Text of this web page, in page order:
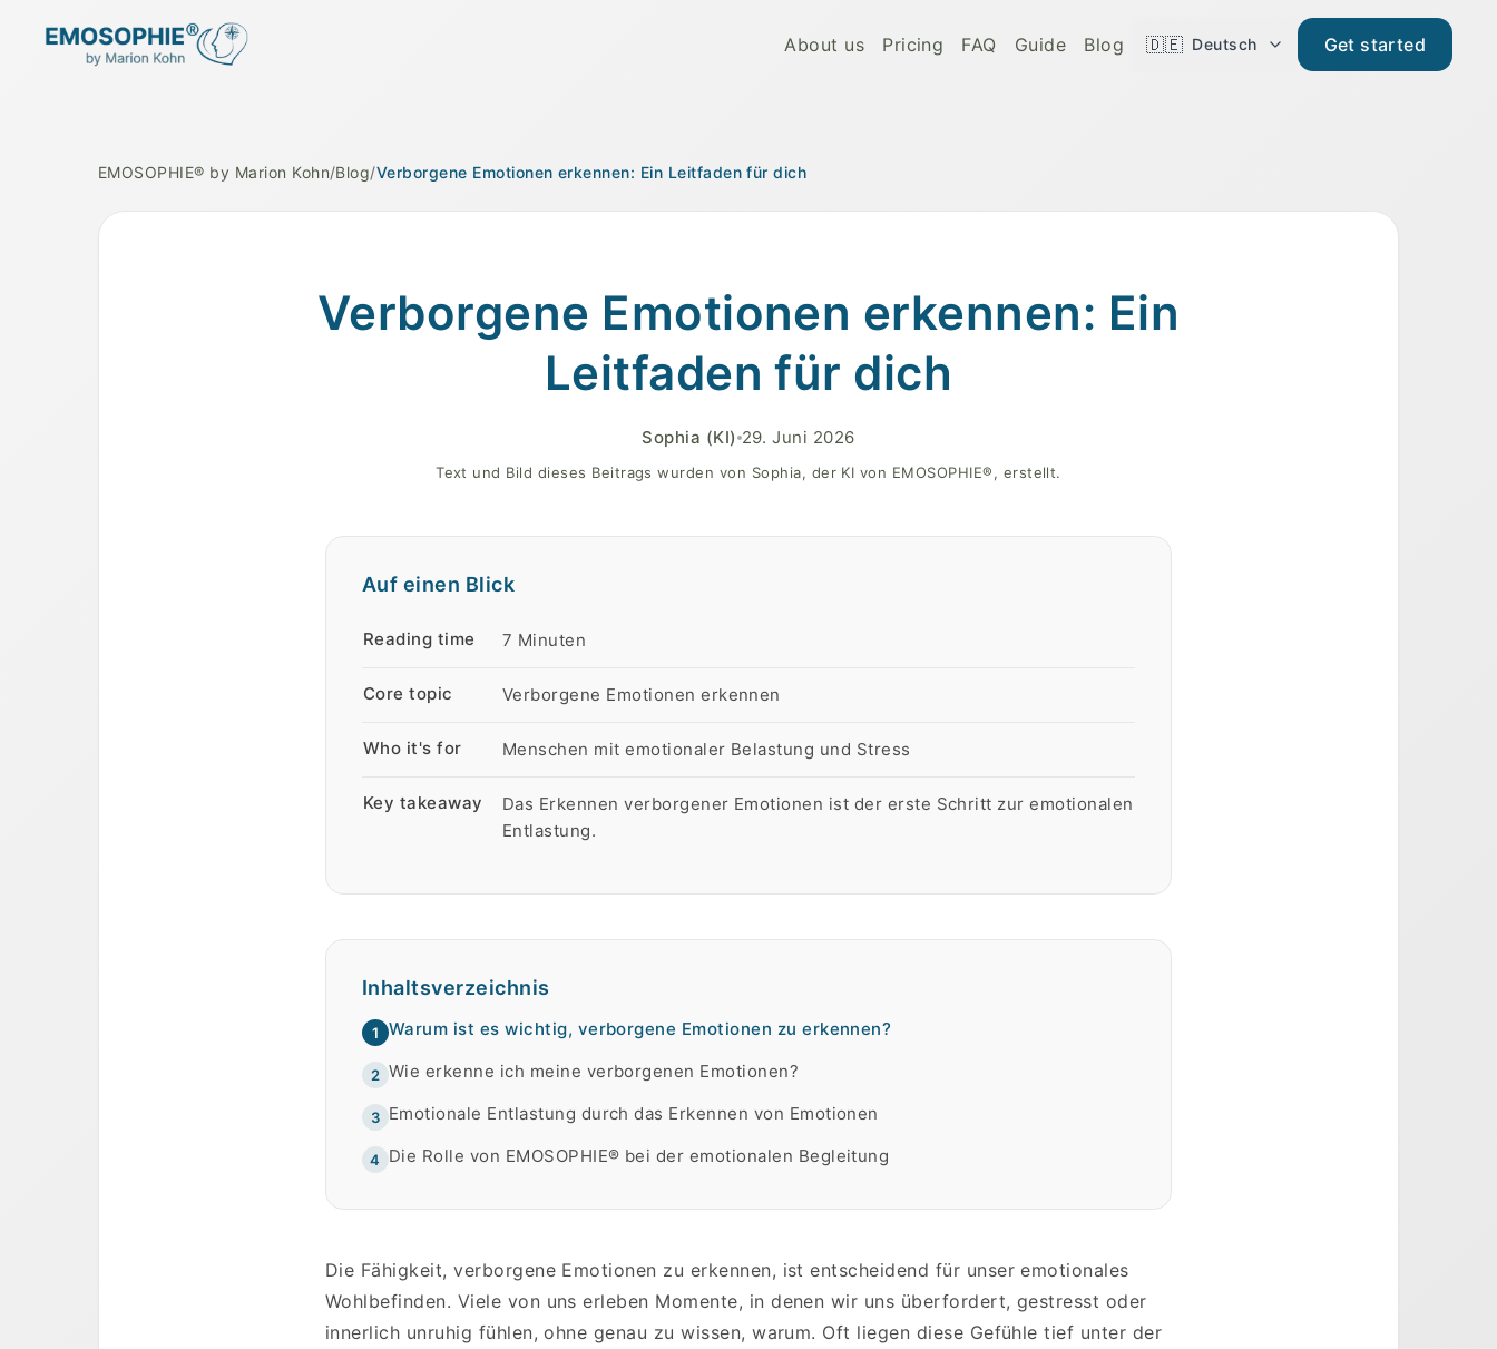
About us Pricing FAQ Guide Blog 🇩🇪 Deutsch Get started
EMOSOPHIE® by Marion Kohn/Blog/Verborgene Emotionen erkennen: Ein Leitfaden für dich
Eine Person schaut nachdenklich in die Ferne, symbolisiert das Erkennen verborgener Emotionen.
Verborgene Emotionen erkennen: Ein
Leitfaden für dich
Sophia (KI) 29. Juni 2026
Text und Bild dieses Beitrags wurden von Sophia, der KI von EMOSOPHIE®, erstellt.
Auf einen Blick
Reading time 7 Minuten
Core topic Verborgene Emotionen erkennen
Who it's for Menschen mit emotionaler Belastung und Stress
Key takeaway
Das Erkennen verborgener Emotionen ist der erste Schritt zur emotionalen
Entlastung.
Inhaltsverzeichnis
1 Warum ist es wichtig, verborgene Emotionen zu erkennen?
2 Wie erkenne ich meine verborgenen Emotionen?
3 Emotionale Entlastung durch das Erkennen von Emotionen
4 Die Rolle von EMOSOPHIE® bei der emotionalen Begleitung
Die Fähigkeit, verborgene Emotionen zu erkennen, ist entscheidend für unser emotionales
Wohlbefinden. Viele von uns erleben Momente, in denen wir uns überfordert, gestresst oder
innerlich unruhig fühlen, ohne genau zu wissen, warum. Oft liegen diese Gefühle tief unter der